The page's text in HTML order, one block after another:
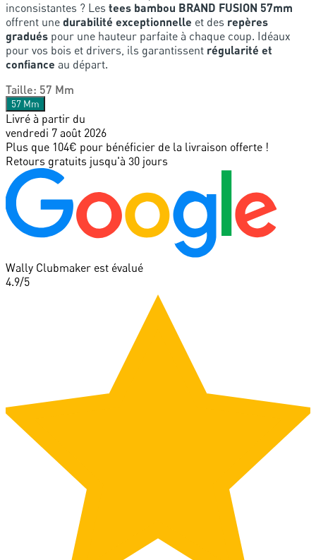
inconsistantes ? Les tees bambou BRAND FUSION 57mm
offrent une durabilité exceptionnelle et des repères
gradués pour une hauteur parfaite à chaque coup. Idéaux
pour vos bois et drivers, ils garantissent régularité et
confiance au départ.
Taille: 57 Mm
57 Mm
Livré à partir du
vendredi 7 août 2026
Plus que 104€ pour bénéficier de la livraison offerte !
Retours gratuits jusqu'à 30 jours
Wally Clubmaker est évalué
4.9/5